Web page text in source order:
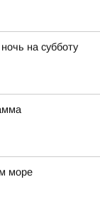
на субботу
море